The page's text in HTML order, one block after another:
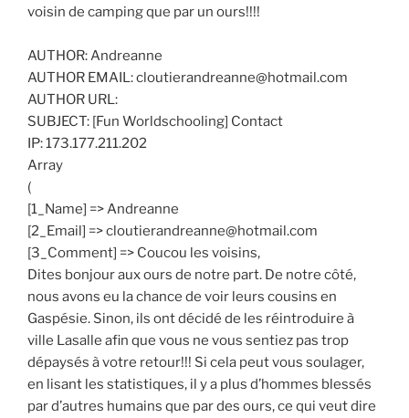
voisin de camping que par un ours!!!!
AUTHOR: Andreanne
AUTHOR EMAIL: cloutierandreanne@hotmail.com
AUTHOR URL:
SUBJECT: [Fun Worldschooling] Contact
IP: 173.177.211.202
Array
(
[1_Name] => Andreanne
[2_Email] => cloutierandreanne@hotmail.com
[3_Comment] => Coucou les voisins,
Dites bonjour aux ours de notre part. De notre côté,
nous avons eu la chance de voir leurs cousins en
Gaspésie. Sinon, ils ont décidé de les réintroduire à
ville Lasalle afin que vous ne vous sentiez pas trop
dépaysés à votre retour!!! Si cela peut vous soulager,
en lisant les statistiques, il y a plus d’hommes blessés
par d’autres humains que par des ours, ce qui veut dire